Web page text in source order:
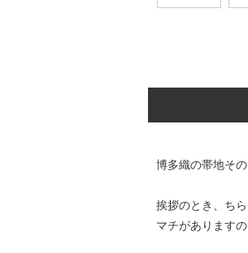
博多織の帯地そ
挨拶のとき、ち
マチがあります